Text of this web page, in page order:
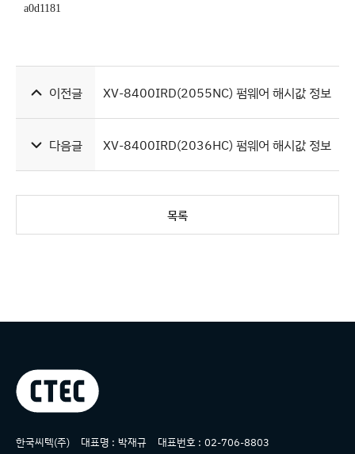
a0d1181
이전글 XV-8400IRD(2055NC) 펌웨어 해시값 정보
다음글 XV-8400IRD(2036HC) 펌웨어 해시값 정보
목록
상호명
한국씨텍(주) 대표명 : 박재규 대표번호 : 02-706-8803